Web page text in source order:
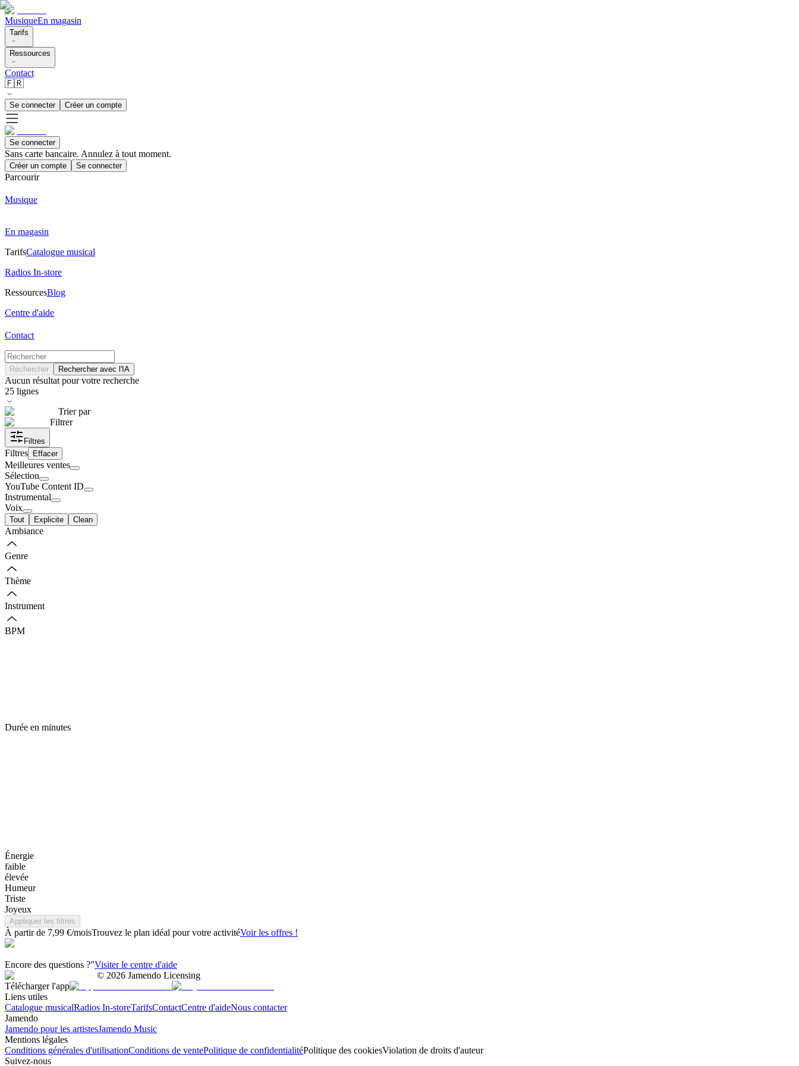
MusiqueEn magasin
Tarifs
Ressources
Contact
🇫🇷
Se connecter Créer un compte
Se connecter
Sans carte bancaire. Annulez à tout moment.
Créer un compte Se connecter
Parcourir
Musique
En magasin
TarifsCatalogue musical
Radios In-store
RessourcesBlog
Centre d'aide
Contact
Rechercher Rechercher avec l'IA
Aucun résultat pour votre recherche
25 lignes
Trier par
Filtrer
Filtres
Filtres Effacer
Meilleures ventes
Sélection
YouTube Content ID
Instrumental
Voix
Tout Explicite Clean
Ambiance
Genre
Thème
Instrument
BPM
Durée en minutes
Énergie
faible
élevée
Humeur
Triste
Joyeux
Appliquer les filtres
À partir de 7,99 €/moisTrouvez le plan idéal pour votre activitéVoir les offres !
Encore des questions ?"Visiter le centre d'aide
© 2026 Jamendo Licensing
Télécharger l'app
Liens utiles
Catalogue musicalRadios In-storeTarifsContactCentre d'aideNous contacter
Jamendo
Jamendo pour les artistesJamendo Music
Mentions légales
Conditions générales d'utilisationConditions de ventePolitique de confidentialitéPolitique des cookiesViolation de droits d'auteur
Suivez-nous